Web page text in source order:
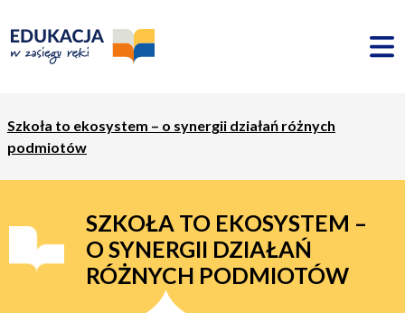
Szkoła to ekosystem – o synergii działań różnych
podmiotów
SZKOŁA TO EKOSYSTEM –
O SYNERGII DZIAŁAŃ
RÓŻNYCH PODMIOTÓW